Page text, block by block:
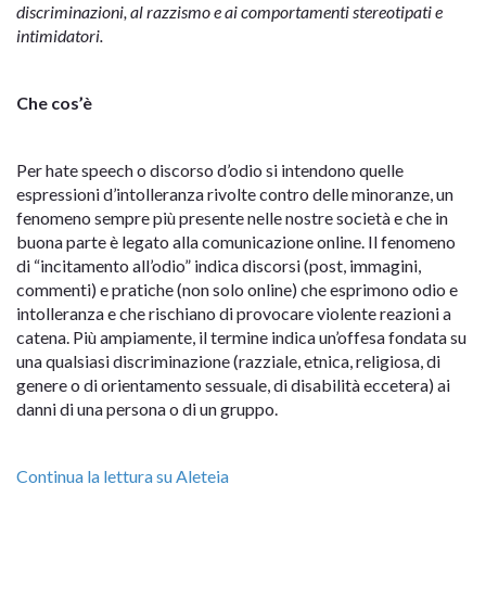
discriminazioni, al razzismo e ai comportamenti stereotipati e
intimidatori.
Che cos’è
Per hate speech o discorso d’odio si intendono quelle
espressioni d’intolleranza rivolte contro delle minoranze, un
fenomeno sempre più presente nelle nostre società e che in
buona parte è legato alla comunicazione online. Il fenomeno
di “incitamento all’odio” indica discorsi (post, immagini,
commenti) e pratiche (non solo online) che esprimono odio e
intolleranza e che rischiano di provocare violente reazioni a
catena. Più ampiamente, il termine indica un’offesa fondata su
una qualsiasi discriminazione (razziale, etnica, religiosa, di
genere o di orientamento sessuale, di disabilità eccetera) ai
danni di una persona o di un gruppo.
Continua la lettura su Aleteia